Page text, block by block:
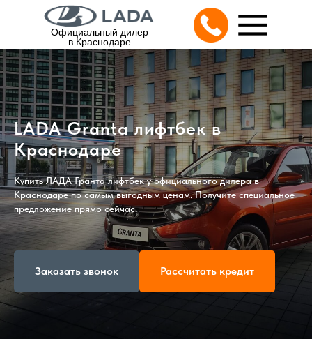
Официальный дилер
в Краснодаре
LADA Granta лифтбек в
Краснодаре
Купить ЛАДА Гранта лифтбек у официального дилера в
Краснодаре по самым выгодным ценам. Получите специальное
предложение прямо сейчас.
Заказать звонок Рассчитать кредит